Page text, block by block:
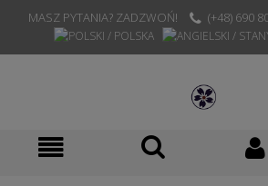
MASZ PYTANIA? ZADZWOŃ! (+48) 690